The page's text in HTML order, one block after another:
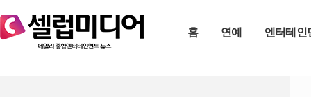
홈 연예 엔터테인